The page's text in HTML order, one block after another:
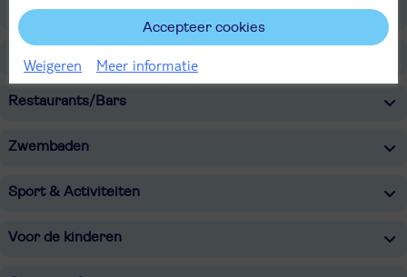
Ligging
Restaurants/Bars
Zwembaden
Sport & Activiteiten
Voor de kinderen
Accepteer cookies
Weigeren Meer informatie